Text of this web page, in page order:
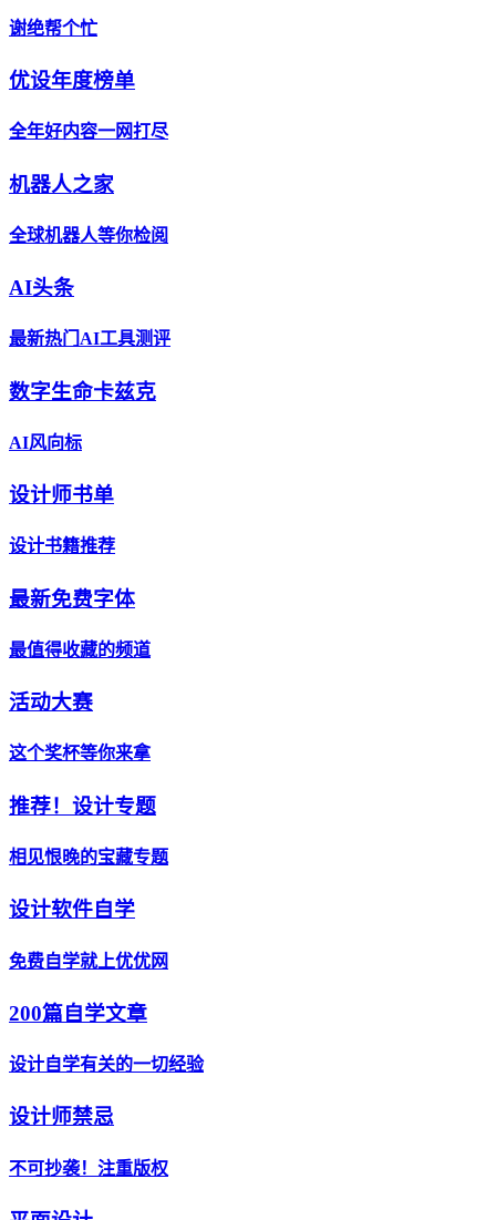
谢绝帮个忙
优设年度榜单
全年好内容一网打尽
机器人之家
全球机器人等你检阅
AI头条
最新热门AI工具测评
数字生命卡兹克
AI风向标
设计师书单
设计书籍推荐
最新免费字体
最值得收藏的频道
活动大赛
这个奖杯等你来拿
推荐！设计专题
相见恨晚的宝藏专题
设计软件自学
免费自学就上优优网
200篇自学文章
设计自学有关的一切经验
设计师禁忌
不可抄袭！注重版权